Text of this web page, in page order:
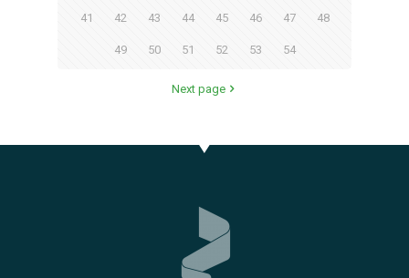
41 42 43 44 45 46 47 48
49 50 51 52 53 54
Next page